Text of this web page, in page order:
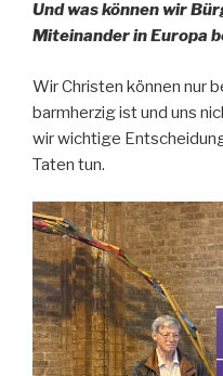
Und was können wir
Miteinander in Europa
Wir Christen können nur
barmherzig ist und uns
wir wichtige
Taten tun.